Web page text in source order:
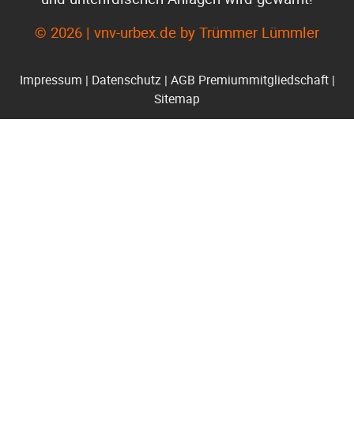
© 2026 | vnv-urbex.de by Trümmer Lümmler
Impressum | Datenschutz| AGB Premiummitgliedschaft|
Sitemap